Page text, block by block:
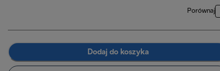
Porównaj
Dodaj do koszyka